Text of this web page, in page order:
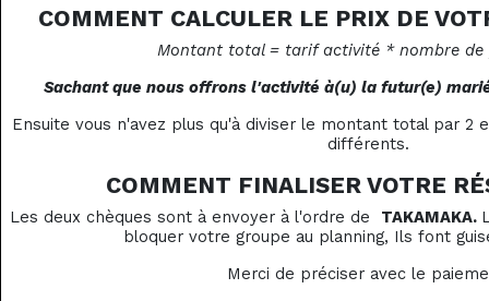
COMMENT CALCULER LE PRIX DE
Montant total = tarif activité * nombre
Sachant que nous offrons l'activité à(u) la futur(e)
Ensuite vous n'avez plus qu'à diviser le montant total par 2
différents.
COMMENT FINALISER VOTRE
Les deux chèques sont à envoyer à l'ordre de TAKAMAKA.
bloquer votre groupe au planning, Ils font
Merci de préciser avec le